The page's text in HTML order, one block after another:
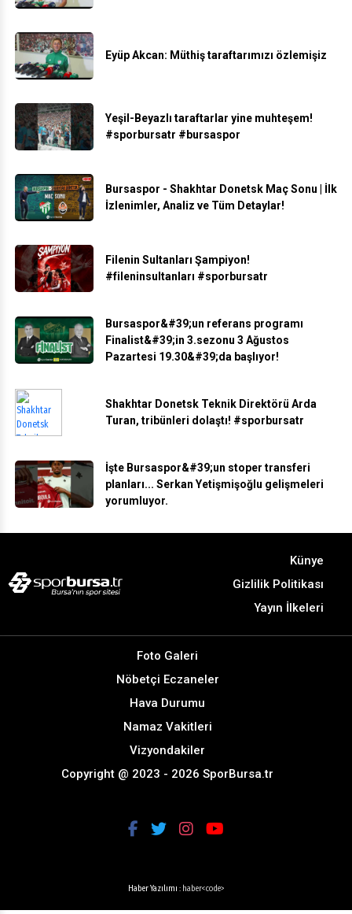
Eyüp Akcan: Müthiş taraftarımızı özlemişiz
Yeşil-Beyazlı taraftarlar yine muhteşem!
#sporbursatr #bursaspor
Bursaspor - Shakhtar Donetsk Maç Sonu | İlk
İzlenimler, Analiz ve Tüm Detaylar!
Filenin Sultanları Şampiyon!
#fileninsultanları #sporbursatr
Bursaspor&#39;un referans programı
Finalist&#39;in 3.sezonu 3 Ağustos
Pazartesi 19.30&#39;da başlıyor!
Shakhtar Donetsk Teknik Direktörü Arda
Turan, tribünleri dolaştı! #sporbursatr
İşte Bursaspor&#39;un stoper transferi
planları... Serkan Yetişmişoğlu gelişmeleri
yorumluyor.
Künye
Gizlilik Politikası
Yayın İlkeleri
Foto Galeri
Nöbetçi Eczaneler
Hava Durumu
Namaz Vakitleri
Vizyondakiler
Copyright @ 2023 - 2026 SporBursa.tr
Haber Yazılımı : haber<code>